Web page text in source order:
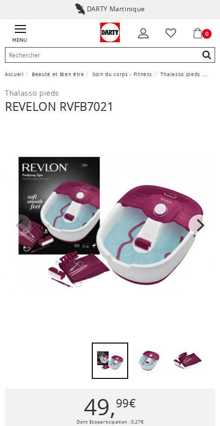
DARTY Martinique
MENU
0
Accueil Beauté et Bien être Soin du corps - Fitness Thalasso pieds
Thalasso pieds
REVELON RVFB7021
49,99€
Dont Ecoparticipation :0,27€